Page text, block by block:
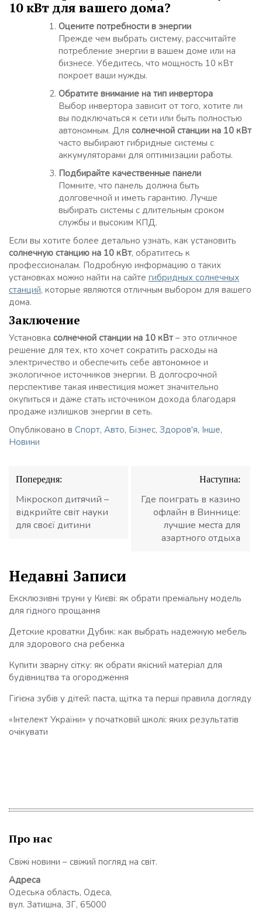
10 кВт для вашего дома?
Оцените потребности в энергии
Прежде чем выбрать систему, рассчитайте
потребление энергии в вашем доме или на
бизнесе. Убедитесь, что мощность 10 кВт
покроет ваши нужды.
Обратите внимание на тип инвертора
Выбор инвертора зависит от того, хотите ли
вы подключаться к сети или быть полностью
автономным. Для солнечной станции на 10 кВт
часто выбирают гибридные системы с
аккумуляторами для оптимизации работы.
Подбирайте качественные панели
Помните, что панель должна быть
долговечной и иметь гарантию. Лучше
выбирать системы с длительным сроком
службы и высоким КПД.
Если вы хотите более детально узнать, как установить
солнечную станцию на 10 кВт, обратитесь к
профессионалам. Подробную информацию о таких
установках можно найти на сайте гибридных солнечных
станций, которые являются отличным выбором для вашего
дома.
Заключение
Установка солнечной станции на 10 кВт– это отличное
решение для тех, кто хочет сократить расходы на
электричество и обеспечить себе автономное и
экологичное источников энергии. В долгосрочной
перспективе такая инвестиция может значительно
окупиться и даже стать источником дохода благодаря
продаже излишков энергии в сеть.
Опубліковано в Спорт, Авто, Бізнес, Здоров'я, Інше,
Новини
Навігація
записів
Попередня:
Мікроскоп дитячий –
відкрийте світ науки
для своєї дитини
Наступна:
Где поиграть в казино
офлайн в Виннице:
лучшие места для
азартного отдыха
Недавні Записи
Ексклюзивні труни у Києві: як обрати преміальну модель
для гідного прощання
Детские кроватки Дубик: как выбрать надежную мебель
для здорового сна ребенка
Купити зварну сітку: як обрати якісний матеріал для
будівництва та огородження
Гігієна зубів у дітей: паста, щітка та перші правила догляду
«Інтелект України» у початковій школі: яких результатів
очікувати
Про нас
Свіжі новини – свіжий погляд на світ.
Адреса
Одеська область, Одеса,
вул. Затишна, 3Г, 65000